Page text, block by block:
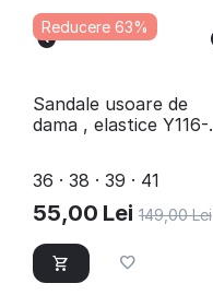
Reducere 63%
Sandale usoare de
dama , elastice Y116-
36 · 38 · 39 · 41
55,00 Lei 149,00 Lei